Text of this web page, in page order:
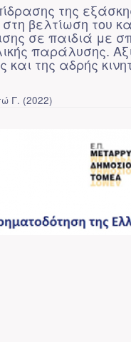
της
βελτίωση του
σε παιδιά με
παράλυσης.
και της αδρής
Γ. (2022)